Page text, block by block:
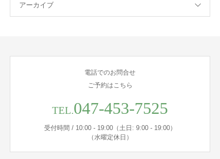
アーカイブ
電話でのお問合せ
ご予約はこちら
TEL.047-453-7525
受付時間 / 10:00 - 19:00（土日: 9:00 - 19:00）
（水曜定休日）